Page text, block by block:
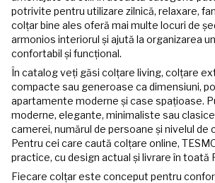
potrivite pentru utilizare zilnică, relaxare,
colțar bine ales oferă mai multe locuri de
armonios interiorul și ajută la organizarea
confortabil și funcțional.
În catalog veți găsi colțare living, colțare
compacte sau generoase ca dimensiuni,
apartamente moderne și case spațioase.
moderne, elegante, minimaliste sau
camerei, numărul de persoane și nivelul de
Pentru cei care caută colțare online,
practice, cu design actual și livrare în toată
Fiecare colțar este conceput pentru